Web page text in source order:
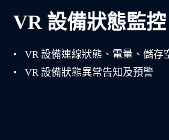
VR 設備狀態監控
VR 設備連線狀態、電量、儲存
VR 設備狀態異常告知及預警